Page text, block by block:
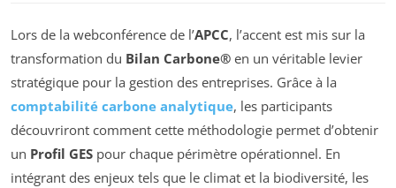
Lors de la webconférence de l’APCC, l’accent est mis sur la
transformation du Bilan Carbone® en un véritable levier
stratégique pour la gestion des entreprises. Grâce à la
comptabilité carbone analytique, les participants
découvriront comment cette méthodologie permet d’obtenir
un Profil GES pour chaque périmètre opérationnel. En
intégrant des enjeux tels que le climat et la biodiversité, les